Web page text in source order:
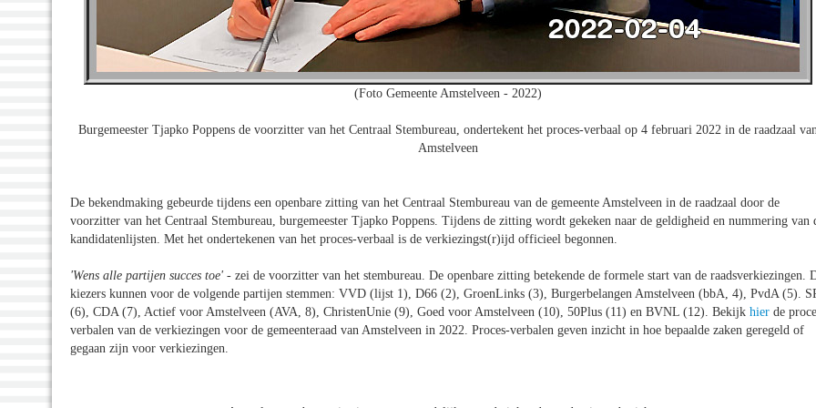
(Foto Gemeente Amstelveen - 2022)
Burgemeester Tjapko Poppens de voorzitter van het Centraal Stembureau, ondertekent het proces-verbaal op 4 februari 2022 in de raadzaal van
Amstelveen
De bekendmaking gebeurde tijdens een openbare zitting van het Centraal Stembureau van de gemeente Amstelveen in de raadzaal door de
voorzitter van het Centraal Stembureau, burgemeester Tjapko Poppens. Tijdens de zitting wordt gekeken naar de geldigheid en nummering van
kandidatenlijsten. Met het ondertekenen van het proces-verbaal is de verkiezingst(r)ijd officieel begonnen.
'Wens alle partijen succes toe' - zei de voorzitter van het stembureau. De openbare zitting betekende de formele start van de raadsverkiezingen.
kiezers kunnen voor de volgende partijen stemmen: VVD (lijst 1), D66 (2), GroenLinks (3), Burgerbelangen Amstelveen (bbA, 4), PvdA (5).
(6), CDA (7), Actief voor Amstelveen (AVA, 8), ChristenUnie (9), Goed voor Amstelveen (10), 50Plus (11) en BVNL (12). Bekijk hier de
verbalen van de verkiezingen voor de gemeenteraad van Amstelveen in 2022. Proces-verbalen geven inzicht in hoe bepaalde zaken geregeld of
gegaan zijn voor verkiezingen.